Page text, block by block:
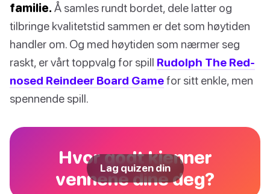
familie. Å samles rundt bordet, dele latter og
tilbringe kvalitetstid sammen er det som høytiden
handler om. Og med høytiden som nærmer seg
raskt, er vårt toppvalg for spill Rudolph The Red-
nosed Reindeer Board Gamefor sitt enkle, men
spennende spill.
Hvor godt kjenner
vennene dine deg?
Lag quizen din